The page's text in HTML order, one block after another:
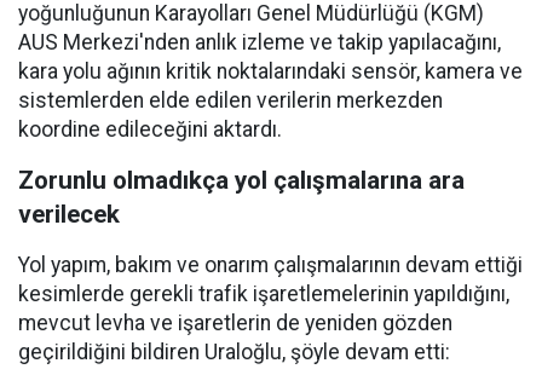
yoğunluğunun Karayolları Genel Müdürlüğü (KGM)
AUS Merkezi'nden anlık izleme ve takip yapılacağını,
kara yolu ağının kritik noktalarındaki sensör, kamera ve
sistemlerden elde edilen verilerin merkezden
koordine edileceğini aktardı.
Zorunlu olmadıkça yol çalışmalarına ara
verilecek
Yol yapım, bakım ve onarım çalışmalarının devam ettiği
kesimlerde gerekli trafik işaretlemelerinin yapıldığını,
mevcut levha ve işaretlerin de yeniden gözden
geçirildiğini bildiren Uraloğlu, şöyle devam etti: